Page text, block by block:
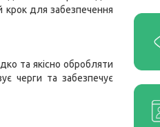
крок для забезпечення
та якісно обробляти
черги та забезпечує